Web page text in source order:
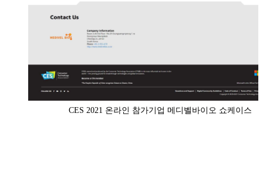
CES 2021 온라인 참가기업 메디벨바이오 쇼케이스